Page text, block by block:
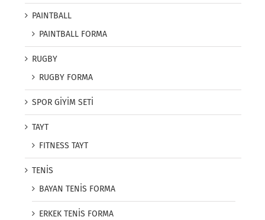
PAINTBALL
PAINTBALL FORMA
RUGBY
RUGBY FORMA
SPOR GİYİM SETİ
TAYT
FITNESS TAYT
TENİS
BAYAN TENİS FORMA
ERKEK TENİS FORMA